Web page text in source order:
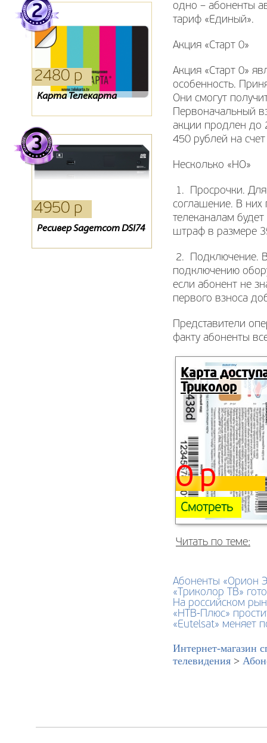
2480 р
Карта Телекарта
330 р
Детский пульт
390 р
Пульт GS 8300 8300N
4950 р
Ресивер Sagemcom DSI74
4510 р
Модуль CI+ CAM Viaccess
390 р
Пульт для спутникового
BigSAT Golden 1 CR
одно – абоненты
тариф «Единый».
Акция «Старт 0»
Акция «Старт 0»
особенность.
Они смогут
Первоначальный
акции продлен до
450 рублей на
Несколько «НО»
1. Просрочки.
соглашение. В них
телеканалам
штраф в размере
2. Подключение. В
подключению
если абонент не
первого взноса
Представители
факту абоненты
Карта
Триколор
Смотреть
0 р
Читать по теме:
Абоненты «Орион
«Триколор ТВ»
На российском
«НТВ-Плюс»
«Eutelsat» меняет
Интернет-магазин
телевидения >